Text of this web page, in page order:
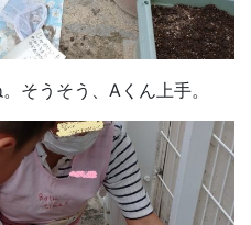
そうそう、Aくん上手。